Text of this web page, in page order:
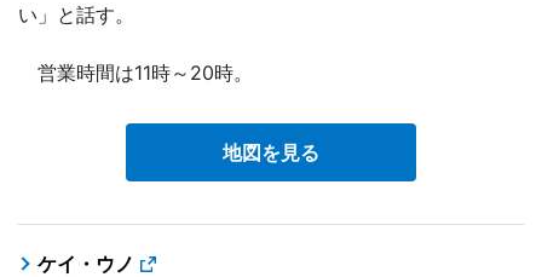
い」と話す。
営業時間は11時～20時。
地図を見る
ケイ・ウノ